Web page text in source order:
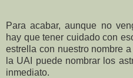
Para acabar, aunque no
hay que tener cuidado con
estrella con nuestro nombre
la UAI puede nombrar los
inmediato.